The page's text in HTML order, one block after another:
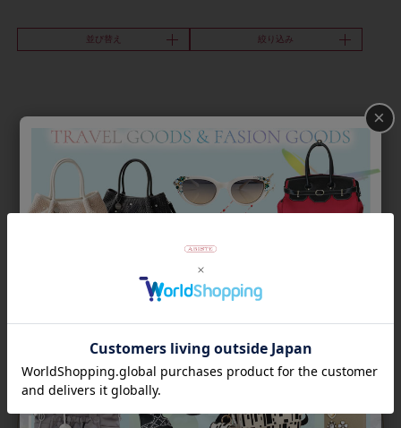
並び替え 絞り込み
Category
アイテムカテゴリー
×